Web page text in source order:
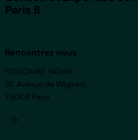
Paris 8
Rencontrez nous
FIDUCIAIRE YADAN
38 Avenue de Wagram
75008 Paris